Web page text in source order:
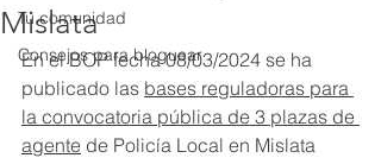
Tu comunidad
Consejos para bloguear
Mislata
En el BOP fecha 08/03/2024 se ha
publicado las bases reguladoras para
la convocatoria pública de 3 plazas de
agente de Policía Local en Mislata